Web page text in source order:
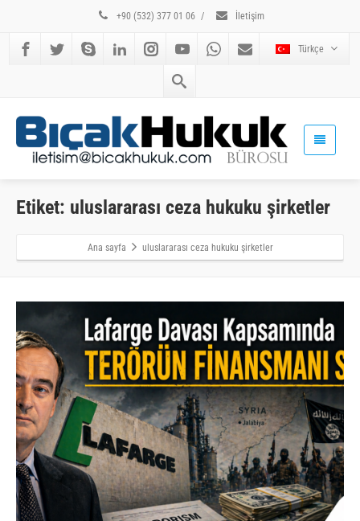
+90 (532) 377 01 06 / İletişim
Türkçe
Etiket: uluslararası ceza hukuku şirketler
Ana sayfa uluslararası ceza hukuku şirketler